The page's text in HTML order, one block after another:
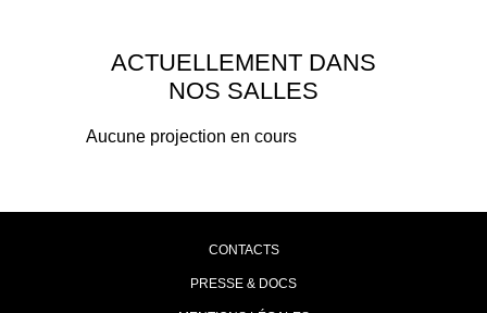
ACTUELLEMENT DANS
NOS SALLES
Aucune projection en cours
CONTACTS
PRESSE & DOCS